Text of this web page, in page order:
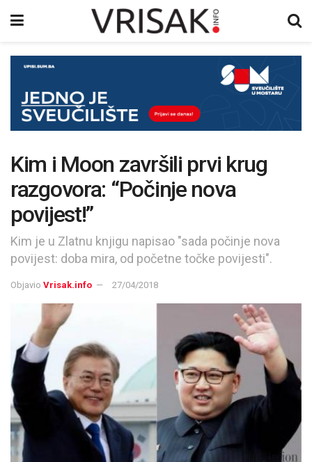
Kim i Moon završili prvi krug
razgovora: “Počinje nova
povijest!”
Kim je u Zlatnu knjigu napisao "sada počinje nova
povijest: doba mira, od početne točke povijesti".
Objavio Vrisak.info 27/04/2018